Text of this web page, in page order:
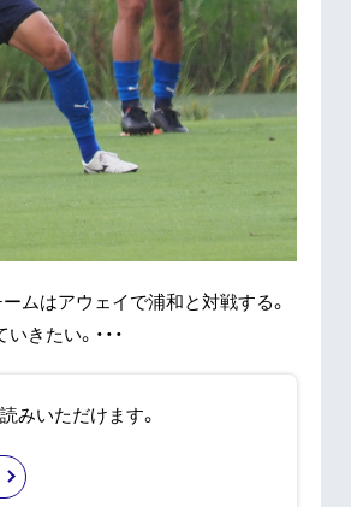
ムはアウェイで浦和と対戦する。
たい。・・・
みいただけます。